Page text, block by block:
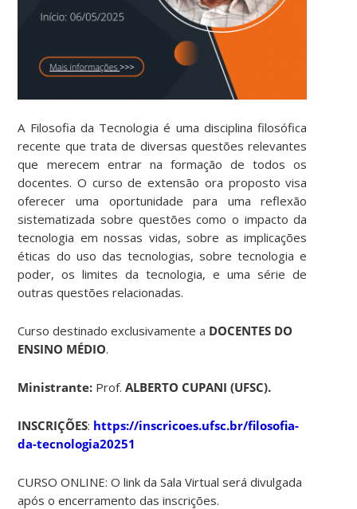
A Filosofia da Tecnologia é uma disciplina filosófica
recente que trata de diversas questões relevantes
que merecem entrar na formação de todos os
docentes. O curso de extensão ora proposto visa
oferecer uma oportunidade para uma reflexão
sistematizada sobre questões como o impacto da
tecnologia em nossas vidas, sobre as implicações
éticas do uso das tecnologias, sobre tecnologia e
poder, os limites da tecnologia, e uma série de
outras questões relacionadas.
Curso destinado exclusivamente a DOCENTES DO
ENSINO MÉDIO.
Ministrante: Prof.ALBERTO CUPANI (UFSC).
INSCRIÇÕES: https://inscricoes.ufsc.br/filosofia-
da-tecnologia20251
CURSO ONLINE: O link da Sala Virtual será divulgada
após o encerramento das inscrições.